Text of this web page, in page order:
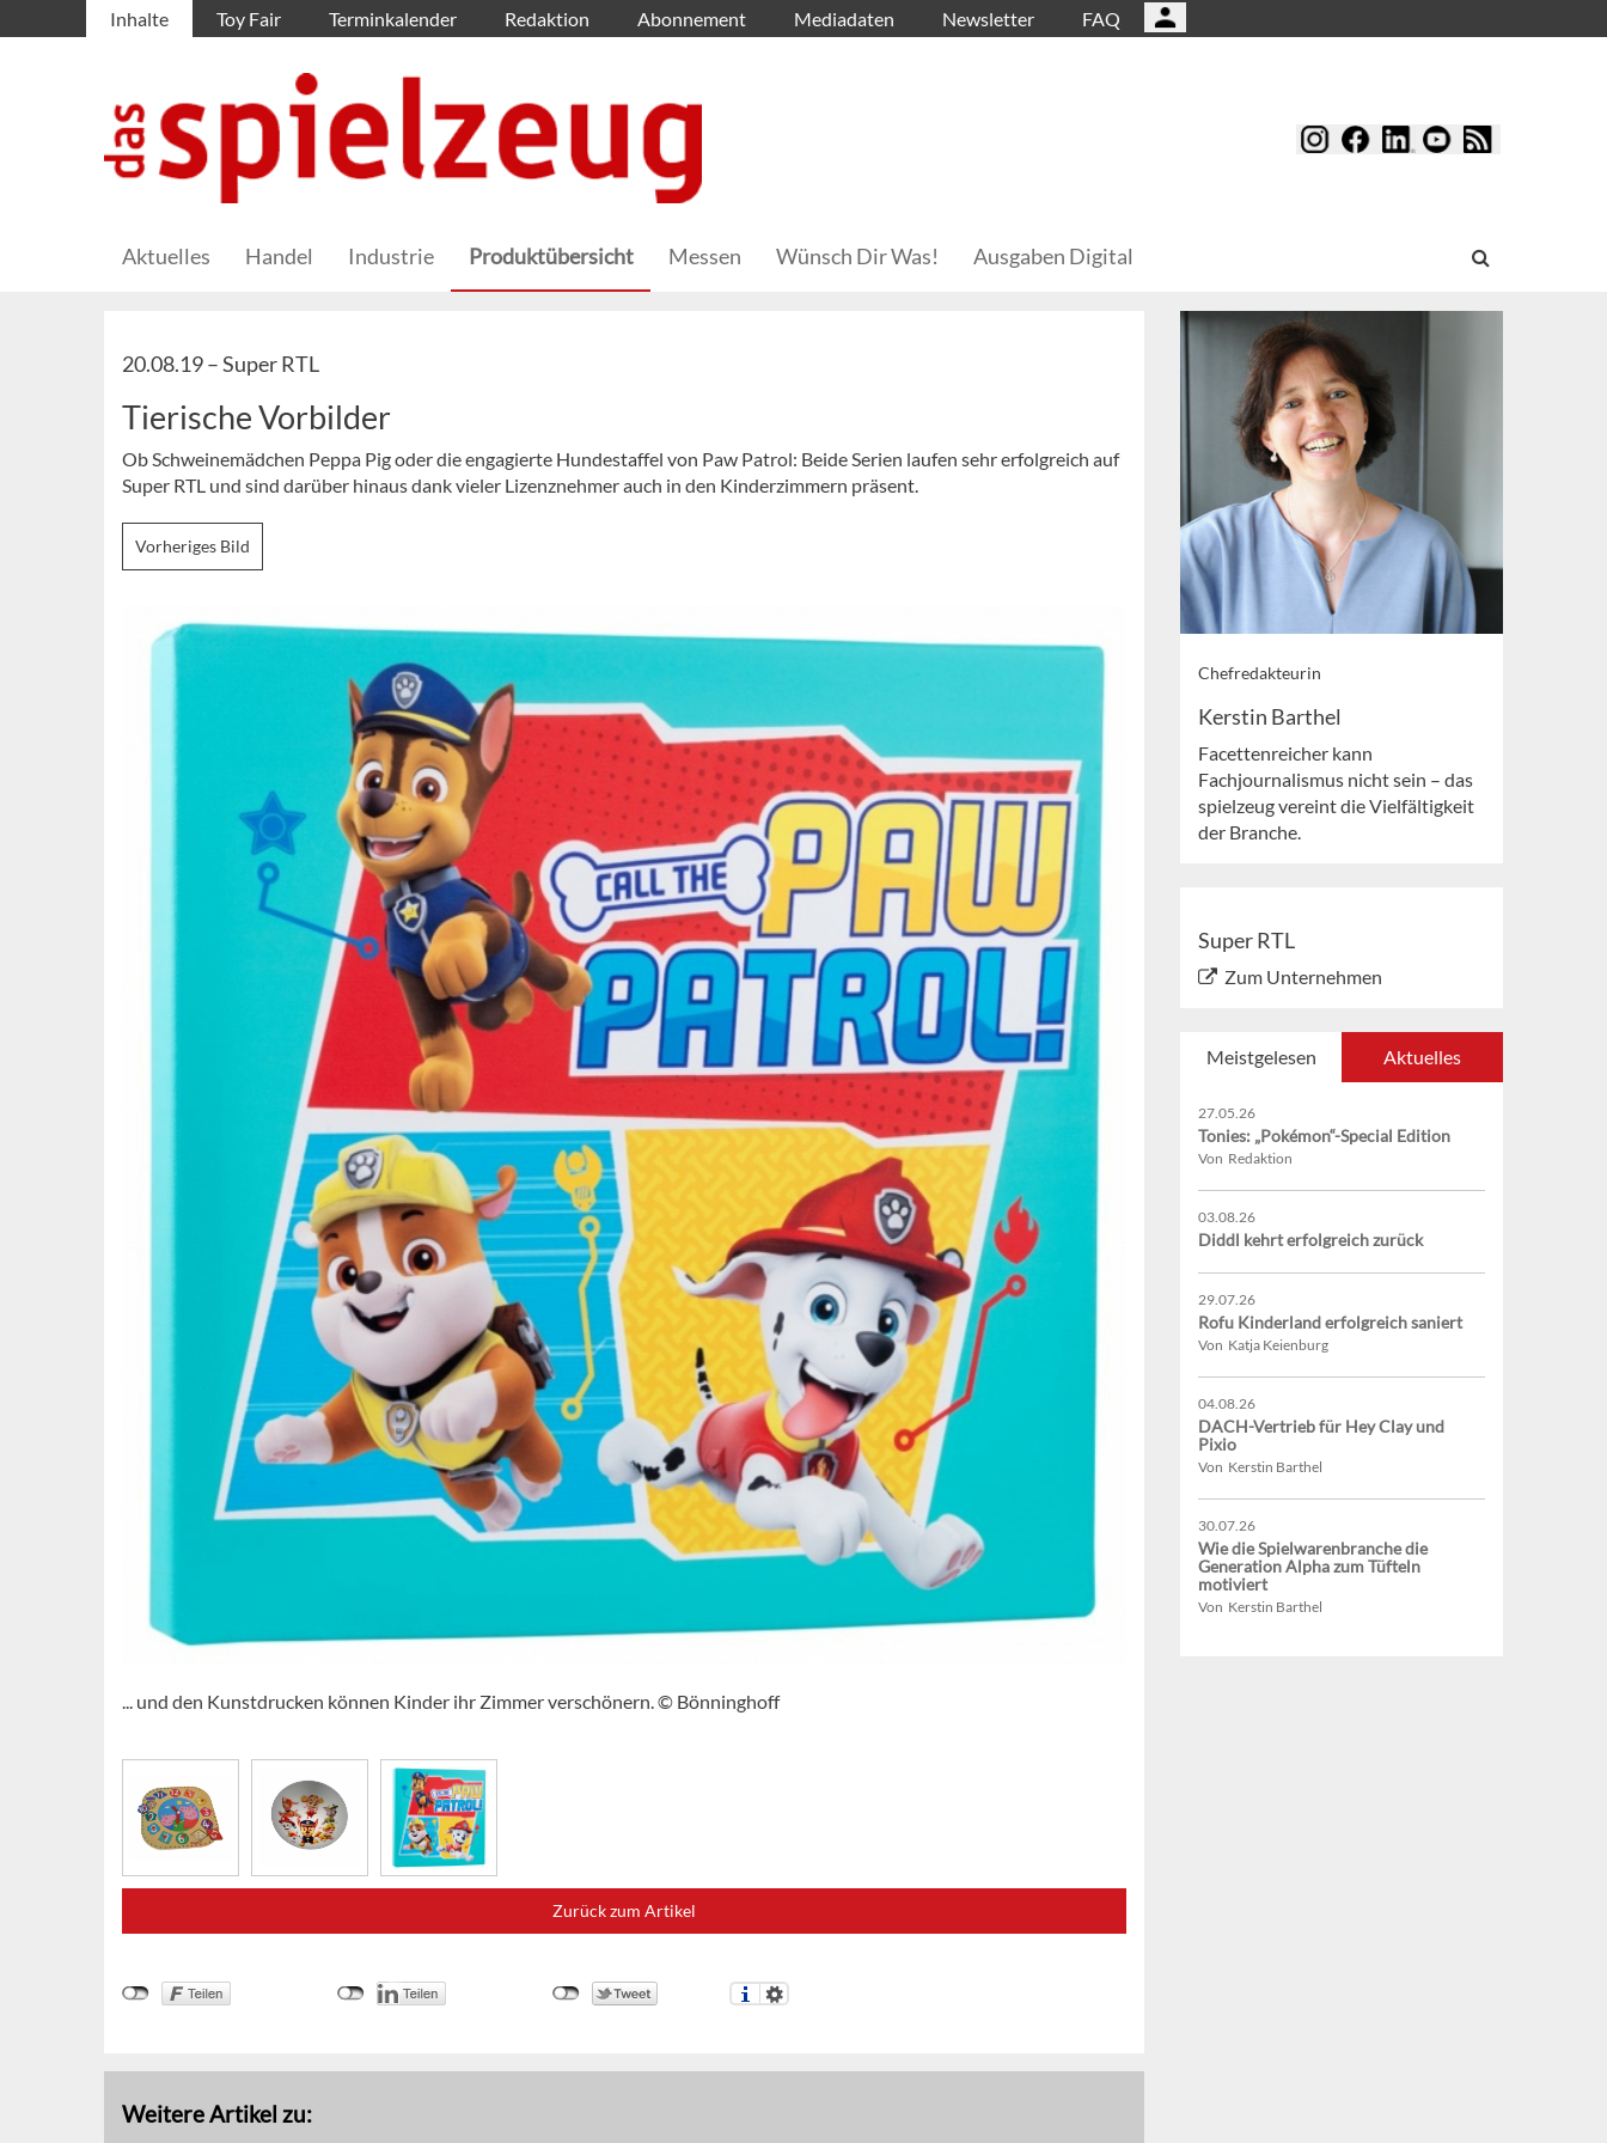
Inhalte Toy Fair Terminkalender Redaktion Abonnement Mediadaten Newsletter FAQ
Aktuelles Handel Industrie Produktübersicht Messen Wünsch Dir Was! Ausgaben Digital
20.08.19 –Super RTL
Tierische Vorbilder
Ob Schweinemädchen Peppa Pig oder die engagierte Hundestaffel von Paw Patrol: Beide Serien laufen sehr erfolgreich auf
Super RTL und sind darüber hinaus dank vieler Lizenznehmer auch in den Kinderzimmern präsent.
Vorheriges Bild
... und den Kunstdrucken können Kinder ihr Zimmer verschönern. © Bönninghoff
Zurück zum Artikel
Weitere Artikel zu:
Chefredakteurin
Kerstin Barthel
Facettenreicher kann
Fachjournalismus nicht sein – das
spielzeug vereint die Vielfältigkeit
der Branche.
Super RTL
Zum Unternehmen
Meistgelesen Aktuelles
27.05.26
Tonies: „Pokémon“-Special Edition
Von Redaktion
03.08.26
Diddl kehrt erfolgreich zurück
29.07.26
Rofu Kinderland erfolgreich saniert
Von Katja Keienburg
04.08.26
DACH-Vertrieb für Hey Clay und
Pixio
Von Kerstin Barthel
30.07.26
Wie die Spielwarenbranche die
Generation Alpha zum Tüfteln
motiviert
Von Kerstin Barthel